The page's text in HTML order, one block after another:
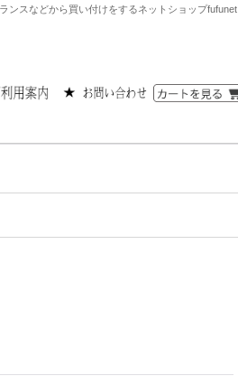
ンスなどから買い付けをするネットショップfufunet